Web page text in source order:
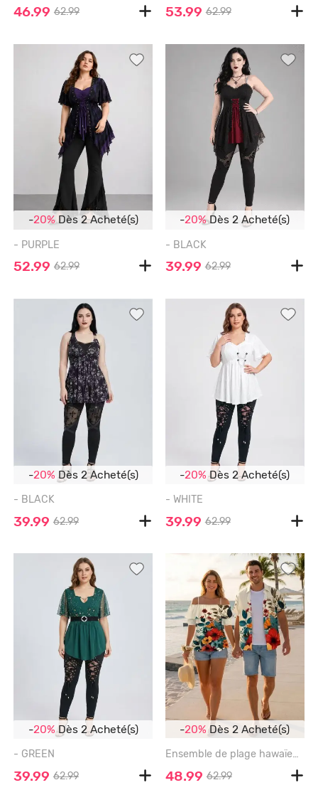
46.99 62.99 53.99 62.99
-20%Dès 2 Acheté(s)
- PURPLE
52.99 62.99
-20%Dès 2 Acheté(s)
- BLACK
39.99 62.99
-20% Dès 2 Acheté(s)
- BLACK
39.99 62.99
-20%Dès 2 Acheté(s)
- WHITE
39.99 62.99
-20%Dès 2 Acheté(s)
- GREEN
39.99 62.99
-20%Dès 2 Acheté(s)
Ensemble de plage hawaïen assorti grande taille à imprimé fleurs et feuilles pour couples - LIGHT COFFEE
48.99 62.99